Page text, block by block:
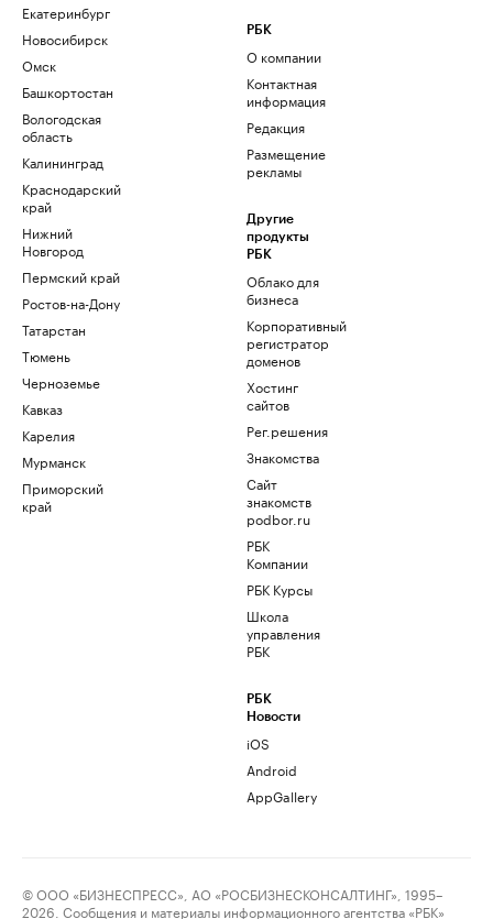
Екатеринбург
Новосибирск
Омск
Башкортостан
Вологодская
область
Калининград
Краснодарский
край
Нижний
Новгород
Пермский край
Ростов-на-Дону
Татарстан
Тюмень
Черноземье
Кавказ
Карелия
Мурманск
Приморский
край
РБК
О компании
Контактная
информация
Редакция
Размещение
рекламы
Другие
продукты
РБК
Облако для
бизнеса
Корпоративный
регистратор
доменов
Хостинг
сайтов
Рег.решения
Знакомства
Сайт
знакомств
podbor.ru
РБК
Компании
РБК Курсы
Школа
управления
РБК
РБК
Новости
iOS
Android
AppGallery
© ООО «БИЗНЕСПРЕСС», АО «РОСБИЗНЕСКОНСАЛТИНГ», 1995–
2026. Сообщения и материалы информационного агентства «РБК»